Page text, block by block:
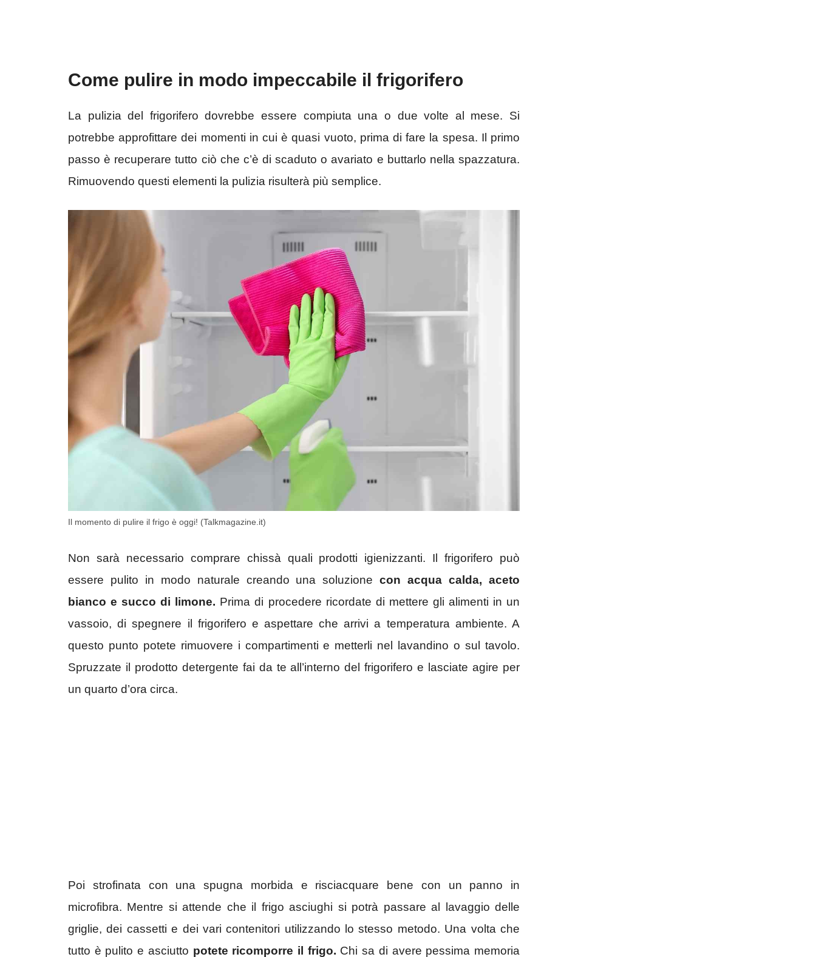
Come pulire in modo impeccabile il frigorifero
La pulizia del frigorifero dovrebbe essere compiuta una o due volte al mese. Si
potrebbe approfittare dei momenti in cui è quasi vuoto, prima di fare la spesa. Il primo
passo è recuperare tutto ciò che c’è di scaduto o avariato e buttarlo nella spazzatura.
Rimuovendo questi elementi la pulizia risulterà più semplice.
Il momento di pulire il frigo è oggi! (Talkmagazine.it)
Non sarà necessario comprare chissà quali prodotti igienizzanti. Il frigorifero può
essere pulito in modo naturale creando una soluzionecon acqua calda, aceto
bianco e succo di limone. Prima di procedere ricordate di mettere gli alimenti in un
vassoio, di spegnere il frigorifero e aspettare che arrivi a temperatura ambiente. A
questo punto potete rimuovere i compartimenti e metterli nel lavandino o sul tavolo.
Spruzzate il prodotto detergente fai da te all’interno del frigorifero e lasciate agire per
un quarto d’ora circa.
Poi strofinata con una spugna morbida e risciacquare bene con un panno in
microfibra. Mentre si attende che il frigo asciughi si potrà passare al lavaggio delle
griglie, dei cassetti e dei vari contenitori utilizzando lo stesso metodo. Una volta che
tutto è pulito e asciutto potete ricomporre il frigo. Chi sa di avere pessima memoria